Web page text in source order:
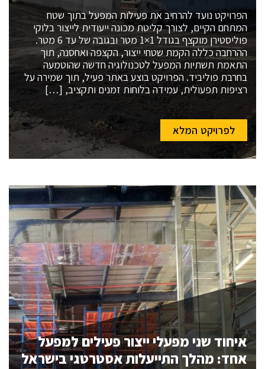
הפרויקט נועד להרחיב את פעילות המפעל בתוך שטח
המתחם הקיים, לצורך קליטת מכונה ייעודית לייצור בלוקי
פוליסטירן מוקצף בגודל 1×1 מטר ובגובה של עד 6 מטר.
ההרחבה כללה הקמת שטחי ייצור, הקצפה ואחסנה, תוך
התאמת תשתיות המפעל לטכנולוגיה חדשה שהוטמעה
בחרבת פוליביד. הפרויקט בוצע באתר פעיל, תוך שמירה על
רציפות תפעולית, עמידה בלוחות זמנים ותקציב, […]
לפרויקט המלא
איחוד שני מפעלי ייצור פעילים למפעל
אחד: מהלך התייעלות אסטרטגי בישראל